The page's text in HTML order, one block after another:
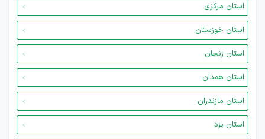
استان مرکزی
استان خوزستان
استان زنجان
استان همدان
استان مازندران
استان یزد